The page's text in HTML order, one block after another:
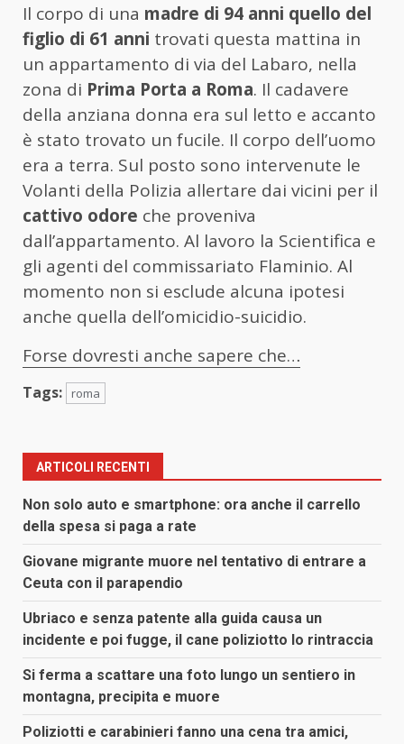
Il corpo di una madre di 94 anni quello del
figlio di 61 anni trovati questa mattina in
un appartamento di via del Labaro, nella
zona di Prima Porta a Roma. Il cadavere
della anziana donna era sul letto e accanto
è stato trovato un fucile. Il corpo dell’uomo
era a terra. Sul posto sono intervenute le
Volanti della Polizia allertare dai vicini per il
cattivo odore che proveniva
dall’appartamento. Al lavoro la Scientifica e
gli agenti del commissariato Flaminio. Al
momento non si esclude alcuna ipotesi
anche quella dell’omicidio-suicidio.
Forse dovresti anche sapere che…
Tags: roma
ARTICOLI RECENTI
Non solo auto e smartphone: ora anche il carrello
della spesa si paga a rate
Giovane migrante muore nel tentativo di entrare a
Ceuta con il parapendio
Ubriaco e senza patente alla guida causa un
incidente e poi fugge, il cane poliziotto lo rintraccia
Si ferma a scattare una foto lungo un sentiero in
montagna, precipita e muore
Poliziotti e carabinieri fanno una cena tra amici,